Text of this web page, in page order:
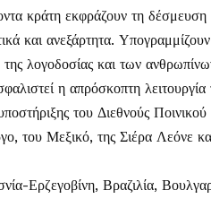
κράτη εκφράζουν τη δέσμευση
και ανεξάρτητα.
της λογοδοσίας και των
η απρόσκοπτη
του Διεθνούς
του Μεξικό, της Σιέρα Λεόνε
Ερζεγοβίνη, Βραζιλία,